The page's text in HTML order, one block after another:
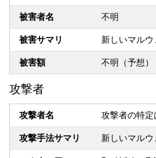
被害者名 不明
被害サマリ 新しいマル
被害額 不明（予想）
攻撃者
攻撃者名 攻撃者の特定
攻撃手法サマリ 新しいマルウ